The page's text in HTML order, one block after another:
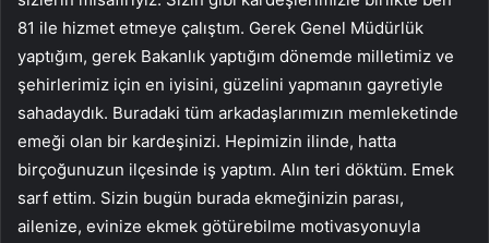
81 ile hizmet etmeye çalıştım. Gerek Genel Müdürlük
yaptığım, gerek Bakanlık yaptığım dönemde milletimiz ve
şehirlerimiz için en iyisini, güzelini yapmanın gayretiyle
sahadaydık. Buradaki tüm arkadaşlarımızın memleketinde
emeği olan bir kardeşinizi. Hepimizin ilinde, hatta
birçoğunuzun ilçesinde iş yaptım. Alın teri döktüm. Emek
sarf ettim. Sizin bugün burada ekmeğinizin parası,
ailenize, evinize ekmek götürebilme motivasyonuyla